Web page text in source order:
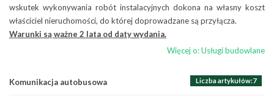
Zamawianie usług
ZLECENIE NA PRZEWÓZ OSÓB – WYNAJEM AUTOBUSU
Więcej o: Zamawianie usług
Raporty
wskutek wykonywania robót instalacyjnych dokona na własny koszt
właściciel nieruchomości, do której doprowadzane są przyłącza.
Warunki są ważne 2 lata od daty wydania.
Więcej o: Usługi budowlane
Komunikacja autobusowa Liczba artykułów:7